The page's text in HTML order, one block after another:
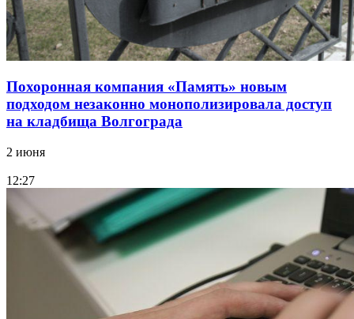
Похоронная компания «Память» новым
подходом незаконно монополизировала доступ
на кладбища Волгограда
2 июня
12:27